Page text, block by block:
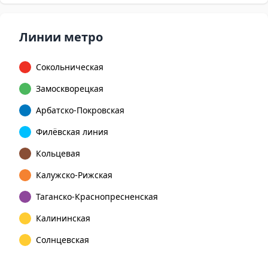
Линии метро
Сокольническая
Замоскворецкая
Арбатско-Покровская
Филёвская линия
Кольцевая
Калужско-Рижская
Таганско-Краснопресненская
Калининская
Солнцевская